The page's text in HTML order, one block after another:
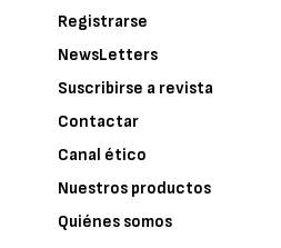
Registrarse
NewsLetters
Suscribirse a revista
Contactar
Canal ético
Nuestros productos
Quiénes somos